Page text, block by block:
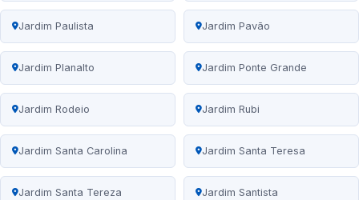
Jardim Paulista Jardim Pavão
Jardim Planalto Jardim Ponte Grande
Jardim Rodeio Jardim Rubi
Jardim Santa Carolina Jardim Santa Teresa
Jardim Santa Tereza Jardim Santista